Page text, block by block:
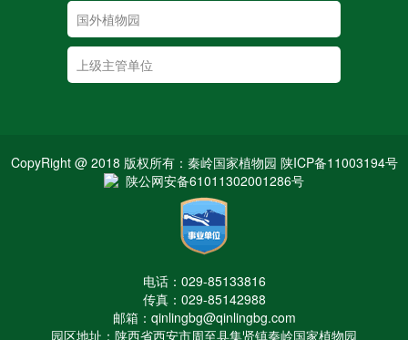
CopyRight @ 2018 版权所有：秦岭国家植物园 陕ICP备11003194号
陕公网安备61011302001286号
电话：029-85133816
传真：029-85142988
邮箱：qinlingbg@qinlingbg.com
园区地址：陕西省西安市周至县集贤镇秦岭国家植物园